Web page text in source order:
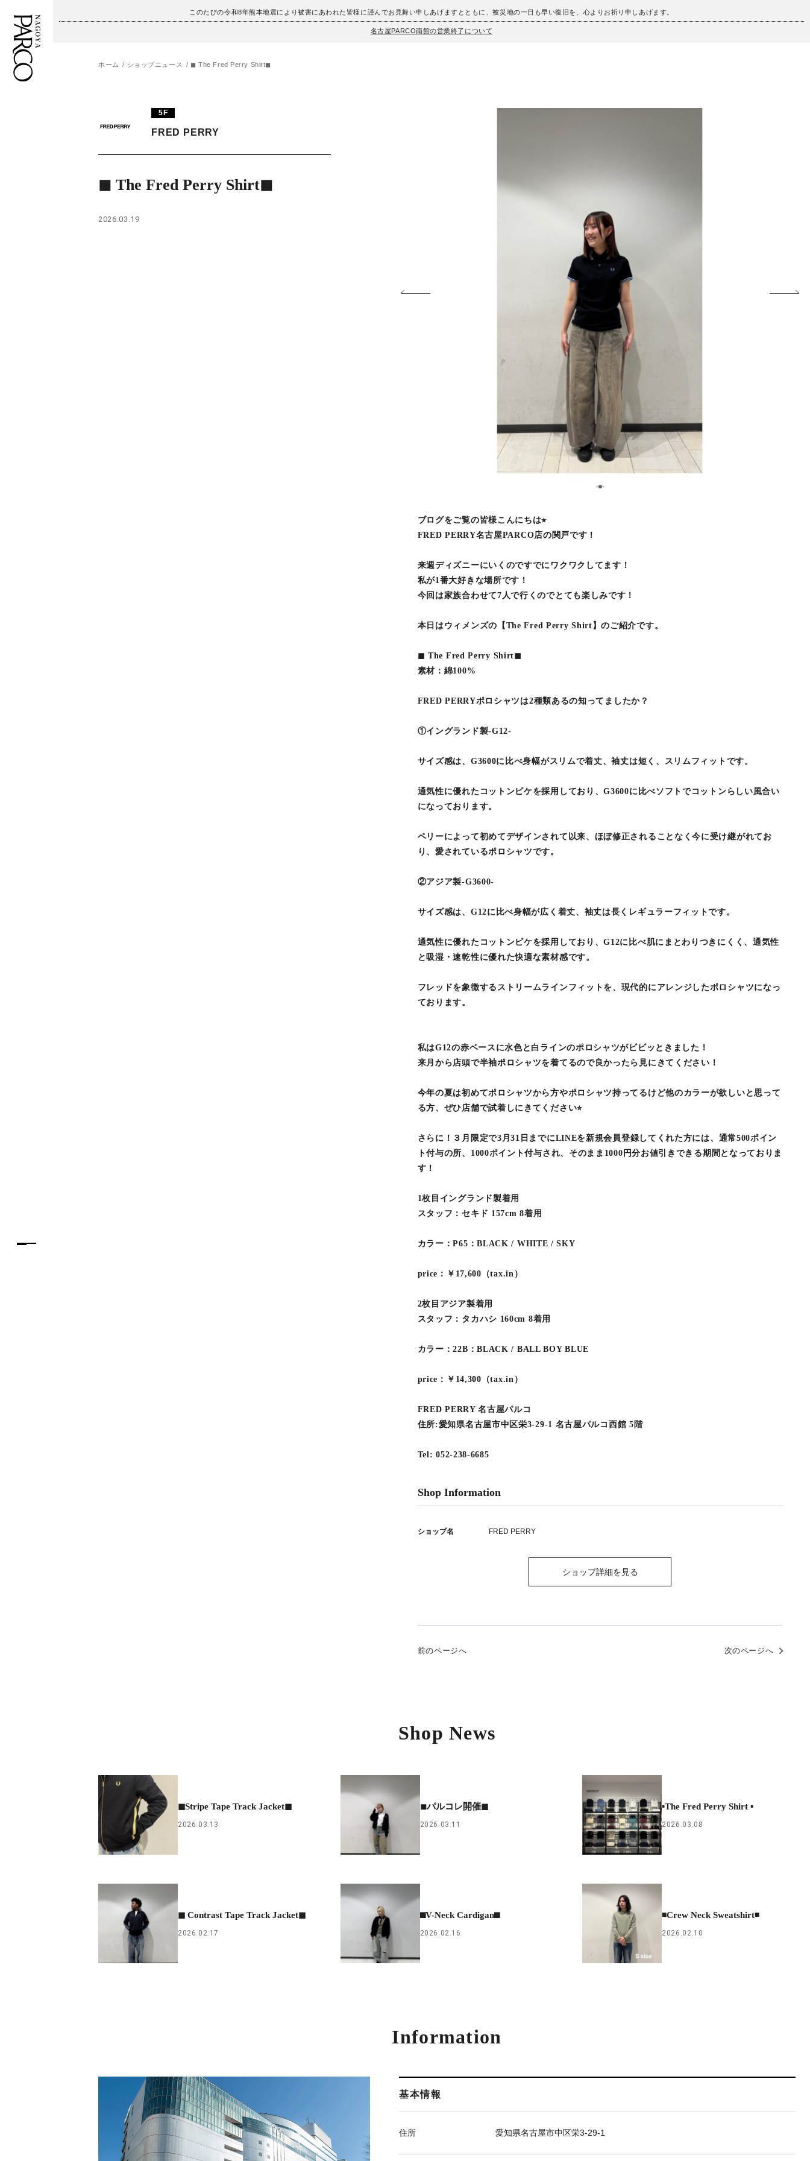
このたびの令和8年熊本地震により被害にあわれた皆様に謹んでお見舞い申しあげますとともに、被災地の一日も早い復旧を、心よりお祈り申しあげます。
名古屋PARCO南館の営業終了について
施設案内・アクセス
ニュース
ホーム ショップニュース ◼︎ The Fred Perry Shirt◼︎
5F
FRED PERRY
◼︎ The Fred Perry Shirt◼︎
2026.03.19
123
ブログをご覧の皆様こんにちは⭐︎
FRED PERRY名古屋PARCO店の関戸です！
来週ディズニーにいくのですでにワクワクしてます！
私が1番大好きな場所です！
今回は家族合わせて7人で行くのでとても楽しみです！
本日はウィメンズの【The Fred Perry Shirt】のご紹介です。
◼︎ The Fred Perry Shirt◼︎
素材：綿100%
FRED PERRYポロシャツは2種類あるの知ってましたか？
①イングランド製-G12-
サイズ感は、G3600に比べ身幅がスリムで着丈、袖丈は短く、スリムフィットです。
通気性に優れたコットンピケを採用しており、G3600に比べソフトでコットンらしい風合い
になっております。
ペリーによって初めてデザインされて以来、ほぼ修正されることなく今に受け継がれてお
り、愛されているポロシャツです。
②アジア製-G3600-
サイズ感は、G12に比べ身幅が広く着丈、袖丈は長くレギュラーフィットです。
通気性に優れたコットンピケを採用しており、G12に比べ肌にまとわりつきにくく、通気性
と吸湿・速乾性に優れた快適な素材感です。
フレッドを象徴するストリームラインフィットを、現代的にアレンジしたポロシャツになっ
ております。
私はG12の赤ベースに水色と白ラインのポロシャツがビビッときました！
来月から店頭で半袖ポロシャツを着てるので良かったら見にきてください！
今年の夏は初めてポロシャツから方やポロシャツ持ってるけど他のカラーが欲しいと思って
る方、ぜひ店舗で試着しにきてください⭐︎
さらに！３月限定で3月31日までにLINEを新規会員登録してくれた方には、通常500ポイン
ト付与の所、1000ポイント付与され、そのまま1000円分お値引きできる期間となっておりま
す！
1枚目イングランド製着用
スタッフ：セキド 157cm 8着用
カラー：P65：BLACK / WHITE / SKY
price：￥17,600（tax.in）
2枚目アジア製着用
スタッフ：タカハシ 160cm 8着用
カラー：22B：BLACK / BALL BOY BLUE
price：￥14,300（tax.in）
FRED PERRY 名古屋パルコ
住所:愛知県名古屋市中区栄3-29-1 名古屋パルコ西館 5階
Tel: 052-238-6685
Shop Information
ショップ名 FRED PERRY
ショップ詳細を見る
前のページへ 次のページへ
Shop News
◼︎Stripe Tape Track Jacket◼︎
2026.03.13
◾︎パルコレ開催◼︎
2026.03.11
▪︎The Fred Perry Shirt ▪︎
2026.03.08
◼︎ Contrast Tape Track Jacket◼︎
2026.02.17
⬛︎V-Neck Cardigan⬛︎
2026.02.16
◾️Crew Neck Sweatshirt◾️
2026.02.10
Information
基本情報
住所 愛知県名古屋市中区栄3-29-1